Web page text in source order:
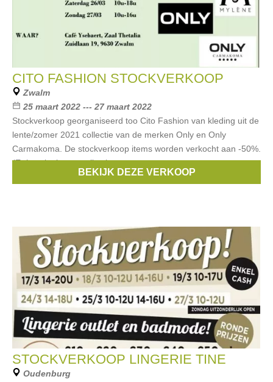
CITO FASHION STOCKVERKOOP
Zwalm
25 maart 2022 --- 27 maart 2022
Stockverkoop georganiseerd too Cito Fashion van kleding uit de
lente/zomer 2021 collectie van de merken Only en Only
Carmakoma. De stockverkoop items worden verkocht aan -50%.
(Er is ook nieuwe collectie
BEKIJK DEZE VERKOOP
STOCKVERKOOP LINGERIE TINE
Oudenburg